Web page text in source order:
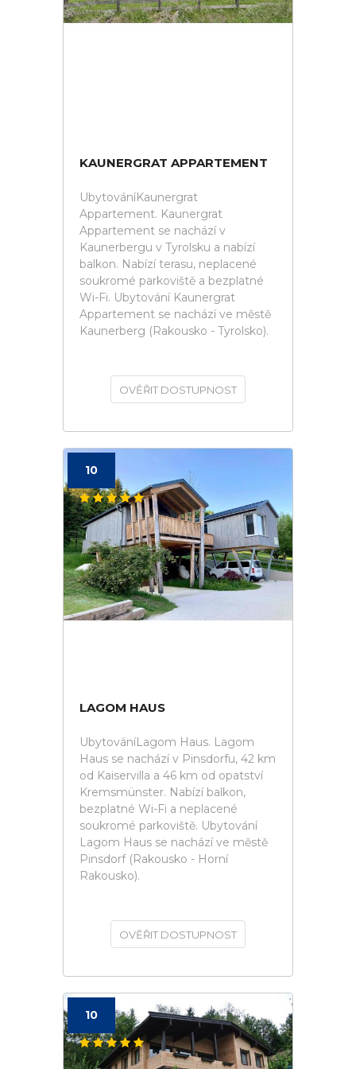
KAUNERGRAT APPARTEMENT
UbytováníKaunergrat
Appartement. Kaunergrat
Appartement se nachází v
Kaunerbergu v Tyrolsku a nabízí
balkon. Nabízí terasu, neplacené
soukromé parkoviště a bezplatné
Wi-Fi. Ubytování Kaunergrat
Appartement se nachází ve městě
Kaunerberg (Rakousko - Tyrolsko).
OVĚŘIT DOSTUPNOST
10
LAGOM HAUS
UbytováníLagom Haus. Lagom
Haus se nachází v Pinsdorfu, 42 km
od Kaiservilla a 46 km od opatství
Kremsmünster. Nabízí balkon,
bezplatné Wi-Fi a neplacené
soukromé parkoviště. Ubytování
Lagom Haus se nachází ve městě
Pinsdorf (Rakousko - Horní
Rakousko).
OVĚŘIT DOSTUPNOST
10